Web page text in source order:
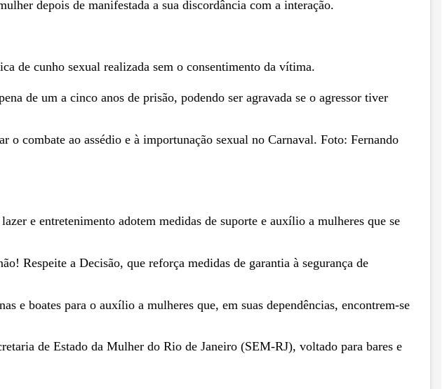
depois de manifestada a sua discordância com a interação.
de cunho sexual realizada sem o consentimento da vítima.
de um a cinco anos de prisão, podendo ser agravada se o agressor tiver
o combate ao assédio e à importunação sexual no Carnaval. Foto: Fernando
e entretenimento adotem medidas de suporte e auxílio a mulheres que se
Respeite a Decisão, que reforça medidas de garantia à segurança de
e boates para o auxílio a mulheres que, em suas dependências, encontrem-se
de Estado da Mulher do Rio de Janeiro (SEM-RJ), voltado para bares e